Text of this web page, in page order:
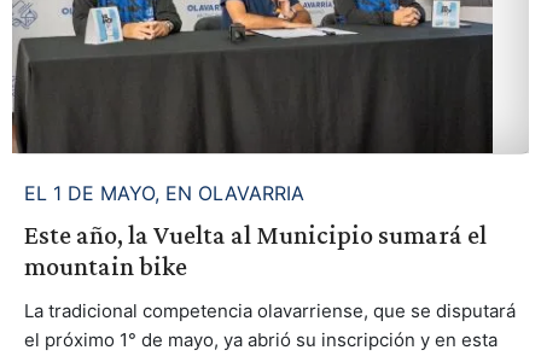
EL 1 DE MAYO, EN OLAVARRIA
Este año, la Vuelta al Municipio sumará el
mountain bike
La tradicional competencia olavarriense, que se disputará
el próximo 1° de mayo, ya abrió su inscripción y en esta